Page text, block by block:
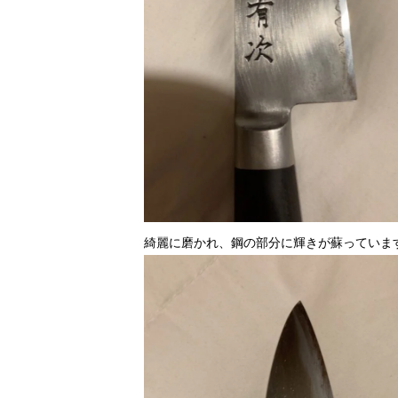
綺麗に磨かれ、鋼の部分に輝きが蘇っていま